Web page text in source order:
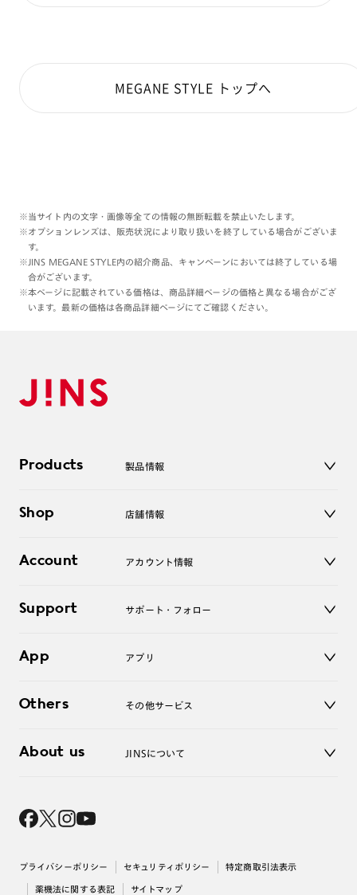
MEGANE STYLE トップへ
※当サイト内の文字・画像等全ての情報の無断転載を禁止いたします。
※オプションレンズは、販売状況により取り扱いを終了している場合がございま
す。
※JINS MEGANE STYLE内の紹介商品、キャンペーンにおいては終了している場
合がございます。
※本ページに記載されている価格は、商品詳細ページの価格と異なる場合がござ
います。最新の価格は各商品詳細ページにてご確認ください。
Products 製品情報
サングラス
コンタクトレンズ
アクセサリー
Shop 店舗情報
オンラインショップ
Account アカウント情報
ログアウト
Support サポート・フォロー
よくあるご質問
お問い合わせ
App アプリ
Others その他サービス
レンズ交換
About us JINSについて
採用情報
出店について
プライバシーポリシー セキュリティポリシー 特定商取引法表示
薬機法に関する表記 サイトマップ